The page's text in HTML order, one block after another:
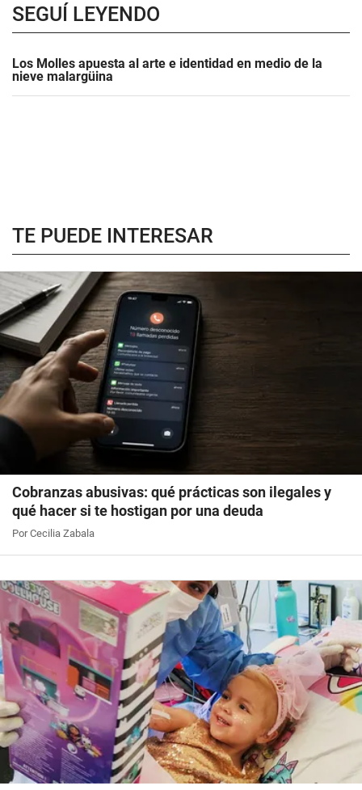
SEGUÍ LEYENDO
Los Molles apuesta al arte e identidad en medio de la
nieve malargüina
TE PUEDE INTERESAR
Cobranzas abusivas: qué prácticas son ilegales y
qué hacer si te hostigan por una deuda
Por Cecilia Zabala